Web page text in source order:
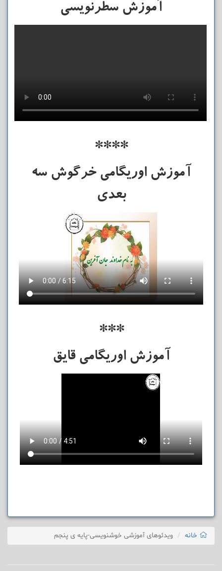
آموزش سطرنویسی
****
آموزش اوریگامی خرگوش سه
بعدی
***
آموزش اوریگامی قایق
خانه ویدئوهای آموزشی خوشنویسی-پایه ی پنجم